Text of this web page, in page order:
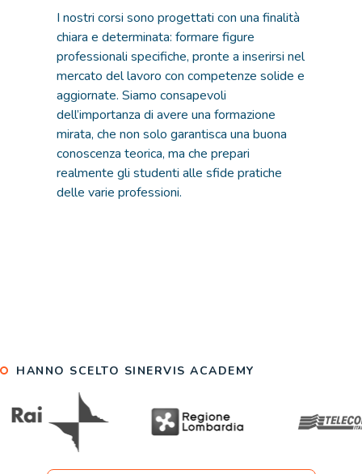
I nostri corsi sono progettati con una finalità
chiara e determinata: formare figure
professionali specifiche, pronte a inserirsi nel
mercato del lavoro con competenze solide e
aggiornate. Siamo consapevoli
dell’importanza di avere una formazione
mirata, che non solo garantisca una buona
conoscenza teorica, ma che prepari
realmente gli studenti alle sfide pratiche
delle varie professioni.
HANNO SCELTO SINERVIS ACADEMY